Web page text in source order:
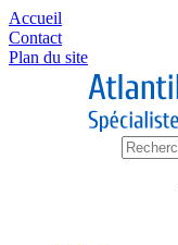
Accueil
Contact
Plan du site